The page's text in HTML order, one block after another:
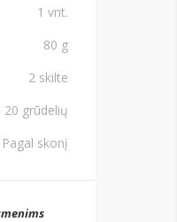
1 vnt.
80 g
2 skilte
20 grūdelių
Pagal skonį